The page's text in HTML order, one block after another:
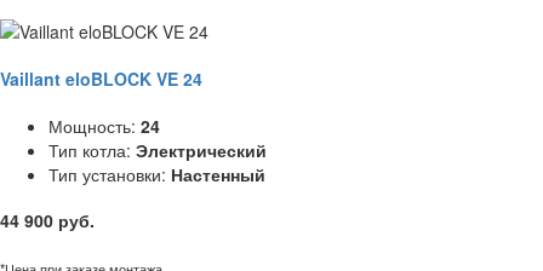
Vaillant eloBLOCK VE 24
Мощность: 24
Тип котла: Электрический
Тип установки: Настенный
44 900 руб.